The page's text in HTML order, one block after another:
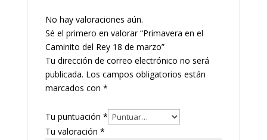
No hay valoraciones aún.
Sé el primero en valorar “Primavera en el
Caminito del Rey 18 de marzo”
Tu dirección de correo electrónico no será
publicada. Los campos obligatorios están
marcados con *
Tu puntuación *
Tu valoración *